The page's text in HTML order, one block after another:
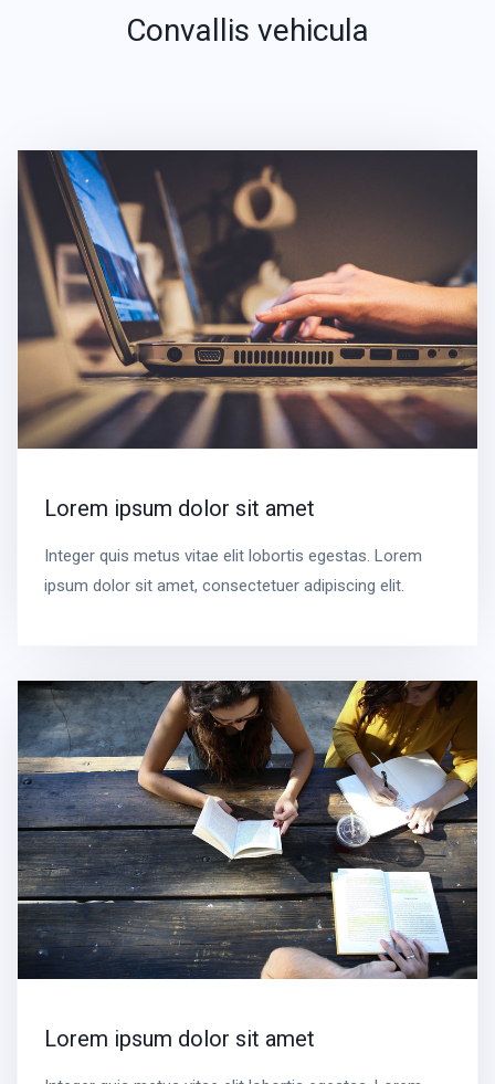
Convallis vehicula
Lorem ipsum dolor sit amet
Integer quis metus vitae elit lobortis egestas. Lorem
ipsum dolor sit amet, consectetuer adipiscing elit.
Lorem ipsum dolor sit amet